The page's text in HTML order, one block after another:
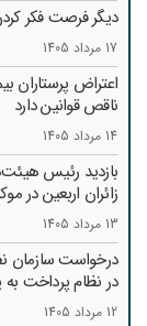
دیگر فرصت فکر
17 مرداد 1405
اعتراض پرستاران
ناقص قوانین دارد
14 مرداد 1405
بازدید رئیس
زائران اربعین
13 مرداد 1405
درخواست سازمان
در نظام پرداخت به
12 مرداد 1405